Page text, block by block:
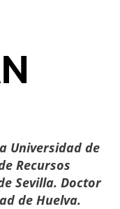
Universidad de
Recursos
Sevilla. Doctor
de Huelva.